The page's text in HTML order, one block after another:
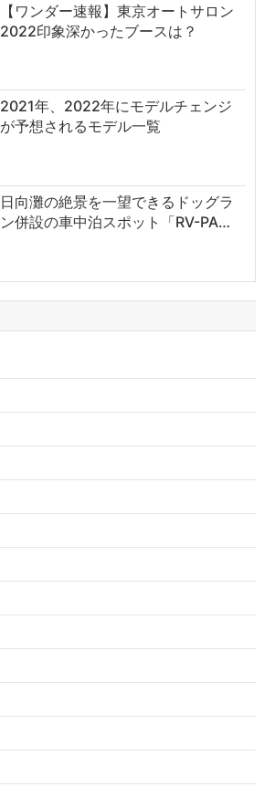
【ワンダー速報】東京オートサロン
2022印象深かったブースは？
2021年、2022年にモデルチェンジ
が予想されるモデル一覧
日向灘の絶景を一望できるドッグラ
ン併設の車中泊スポット「RV-PA…